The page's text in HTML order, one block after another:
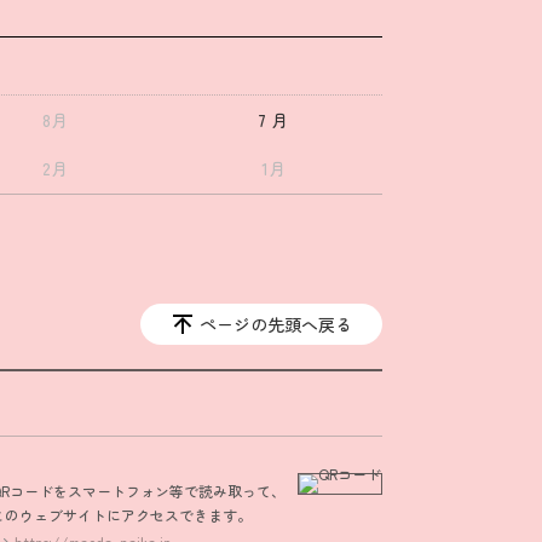
8月 7 月
2月 1月
ページの先頭へ戻る
コードをスマートフォン等で読み取って、
のウェブサイトにアクセスできます。